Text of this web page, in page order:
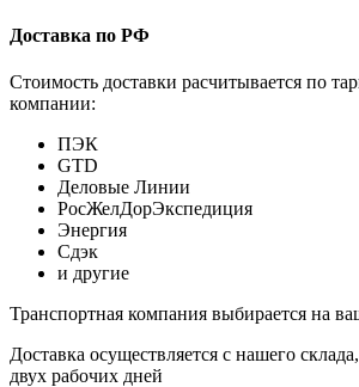
Доставка по РФ
Стоимость доставки расчитывается по
компании:
ПЭК
GTD
Деловые Линии
РосЖелДорЭкспедиция
Энергия
Сдэк
и другие
Транспортная компания выбирается на
Доставка осуществляется с нашего
двух рабочих дней